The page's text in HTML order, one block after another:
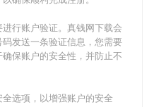
行账户验证。 真钱网下载会
发送一条验证信息，您需要
保账户的安全性，并防止不
选项，以增强账户的安全